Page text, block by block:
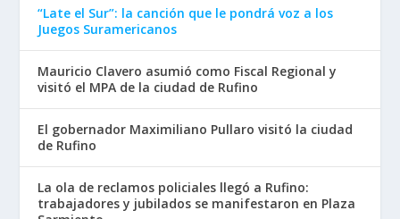
“Late el Sur”: la canción que le pondrá voz a los
Juegos Suramericanos
Mauricio Clavero asumió como Fiscal Regional y
visitó el MPA de la ciudad de Rufino
El gobernador Maximiliano Pullaro visitó la ciudad
de Rufino
La ola de reclamos policiales llegó a Rufino:
trabajadores y jubilados se manifestaron en Plaza